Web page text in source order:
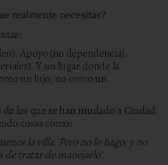
realmente necesitas?
Apoyo (no dependencia).
Y un lugar donde la
un lujo, no como un
los que se han mudado a Ciudad
cosas como:
la villa. Pero no lo hago, y no
de tratar de manejarlo".